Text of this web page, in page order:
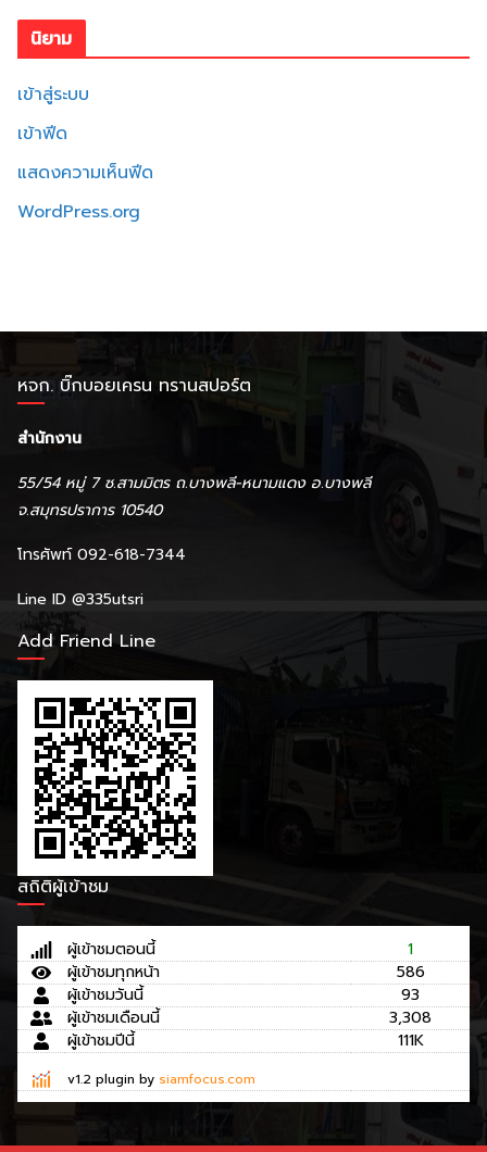
นิยาม
เข้าสู่ระบบ
เข้าฟีด
แสดงความเห็นฟีด
WordPress.org
หจก. บิ๊กบอยเครน ทรานสปอร์ต
สำนักงาน
55/54 หมู่ 7 ซ.สามมิตร ถ.บางพลี-หนามแดง อ.บางพลี
จ.สมุทรปราการ 10540
โทรศัพท์ 092-618-7344
Line ID @335utsri
Add Friend Line
สถิติผู้เข้าชม
ผู้เข้าชมตอนนี้
1
ผู้เข้าชมทุกหน้า
586
ผู้เข้าชมวันนี้
93
ผู้เข้าชมเดือนนี้
3,308
ผู้เข้าชมปีนี้
111K
v1.2 plugin by siamfocus.com